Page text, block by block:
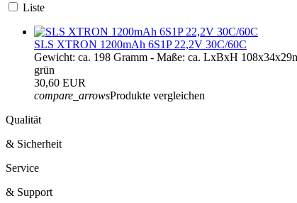
Liste
SLS XTRON 1200mAh 6S1P 22,2V 30C/60C
Gewicht: ca. 198 Gramm - Maße: ca. LxBxH
grün
30,60 EUR
compare_arrowsProdukte vergleichen
Qualität
& Sicherheit
Service
& Support